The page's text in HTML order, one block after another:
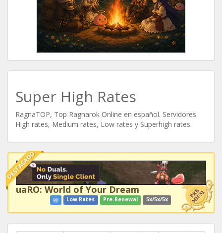
Super High Rates
RagnaTOP, Top Ragnarok Online en español. Servidores
High rates, Medium rates, Low rates y Superhigh rates.
DESTACADO
uaRO: World of Your Dream
Low Rates Pre-Renewal 5x/5x/5x